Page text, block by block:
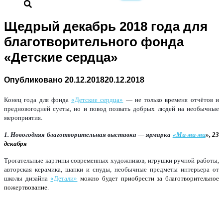
Щедрый декабрь 2018 года для
благотворительного фонда
«Детские сердца»
Опубликовано 20.12.201820.12.2018
Конец года для фонда«Детские сердца» — не только временя отчётов и
предновогодней суеты, но и повод позвать добрых людей на необычные
мероприятия.
1. Новогодняя благотворительная выставка — ярмарка «Ми-ми-ми», 23
декабря
Трогательные картины современных художников, игрушки ручной работы,
авторская керамика, шапки и снуды, необычные предметы интерьера от
школы дизайна«Детали» можно будет приобрести за благотворительное
пожертвование.